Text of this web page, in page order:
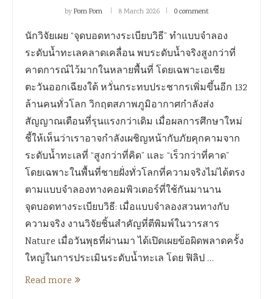
byPom Pom 8 March 2026 0 comment
นักวิจัยเผย “จุดบอดทางระเบียบวิธี” ทำแบบจำลอง
ระดับน้ำทะเลคลาดเคลื่อน พบระดับน้ำจริงสูงกว่าที่
คาดการณ์ไว้มากในหลายพื้นที่ โดยเฉพาะเอเชีย
ตะวันออกเฉียงใต้ หวั่นกระทบประชากรเพิ่มขึ้นอีก 132
ล้านคนทั่วโลก วิกฤตสภาพภูมิอากาศกำลังส่ง
สัญญาณเตือนที่รุนแรงกว่าเดิม เมื่อผลการศึกษาใหม่
ชี้ให้เห็นว่าเราอาจกำลังเผชิญหน้ากับภัยคุกคามจาก
ระดับน้ำทะเลที่ “สูงกว่าที่คิด” และ “เร็วกว่าที่คาด”
โดยเฉพาะในพื้นที่ชายฝั่งทั่วโลกที่ความจริงไม่ได้ตรง
ตามแบบจำลองทางคอมพิวเตอร์ที่ใช้กันมานาน
จุดบอดทางระเบียบวิธี: เมื่อแบบจำลองสวนทางกับ
ความจริง งานวิจัยชิ้นสำคัญที่ตีพิมพ์ในวารสาร
Nature เมื่อวันพุธที่ผ่านมา ได้เปิดเผยข้อผิดพลาดครั้ง
ใหญ่ในการประเมินระดับน้ำทะเล โดย ฟิลิป …
Read more